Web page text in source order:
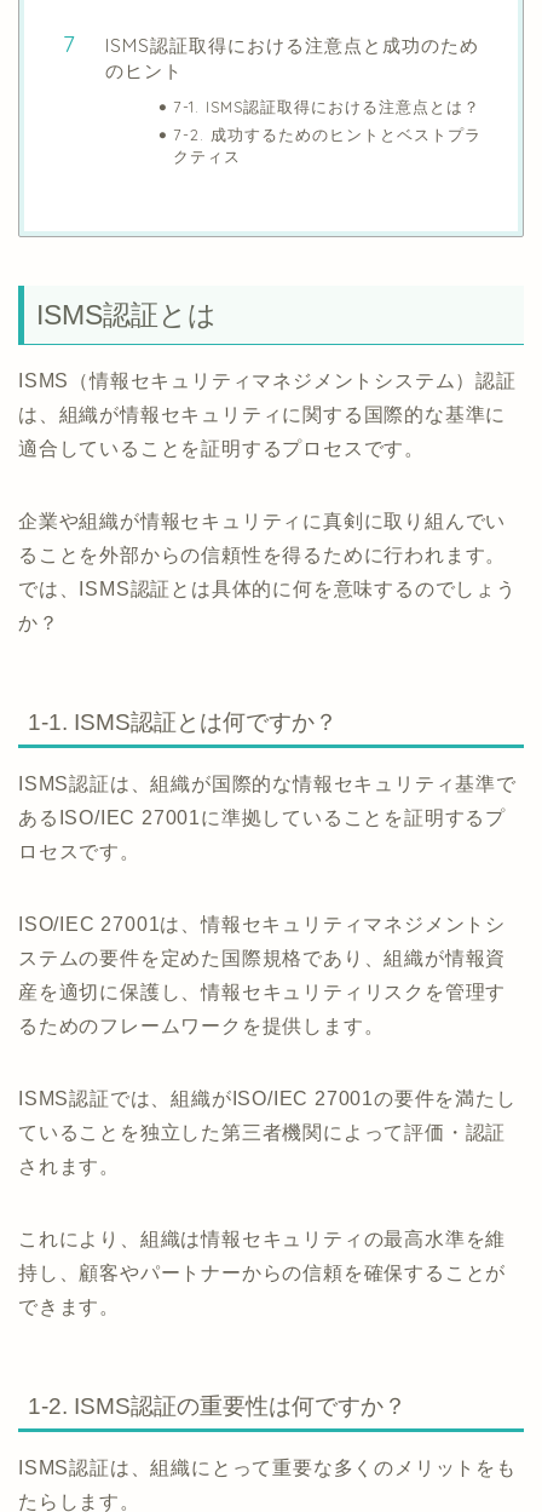
ISMS認証取得における注意点と成功のため
のヒント
7-1. ISMS認証取得における注意点とは？
7-2. 成功するためのヒントとベストプラ
クティス
ISMS認証とは
ISMS（情報セキュリティマネジメントシステム）認証
は、組織が情報セキュリティに関する国際的な基準に
適合していることを証明するプロセスです。
企業や組織が情報セキュリティに真剣に取り組んでい
ることを外部からの信頼性を得るために行われます。
では、ISMS認証とは具体的に何を意味するのでしょう
か？
1-1. ISMS認証とは何ですか？
ISMS認証は、組織が国際的な情報セキュリティ基準で
あるISO/IEC 27001に準拠していることを証明するプ
ロセスです。
ISO/IEC 27001は、情報セキュリティマネジメントシ
ステムの要件を定めた国際規格であり、組織が情報資
産を適切に保護し、情報セキュリティリスクを管理す
るためのフレームワークを提供します。
ISMS認証では、組織がISO/IEC 27001の要件を満たし
ていることを独立した第三者機関によって評価・認証
されます。
これにより、組織は情報セキュリティの最高水準を維
持し、顧客やパートナーからの信頼を確保することが
できます。
1-2. ISMS認証の重要性は何ですか？
ISMS認証は、組織にとって重要な多くのメリットをも
たらします。